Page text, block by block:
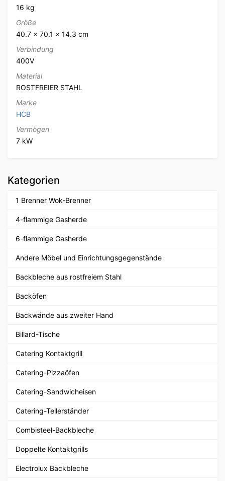
16 kg
Größe
40.7 × 70.1 × 14.3 cm
Verbindung
400V
Material
ROSTFREIER STAHL
Marke
HCB
Vermögen
7 kW
Kategorien
1 Brenner Wok-Brenner
4-flammige Gasherde
6-flammige Gasherde
Andere Möbel und Einrichtungsgegenstände
Backbleche aus rostfreiem Stahl
Backöfen
Backwände aus zweiter Hand
Billard-Tische
Catering Kontaktgrill
Catering-Pizzaöfen
Catering-Sandwicheisen
Catering-Tellerständer
Combisteel-Backbleche
Doppelte Kontaktgrills
Electrolux Backbleche